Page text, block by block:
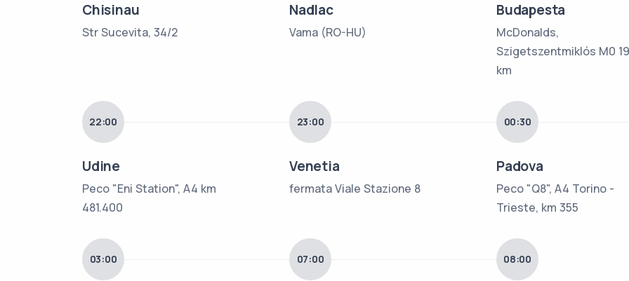
Chisinau
Str Sucevita, 34/2
Nadlac
Vama (RO-HU)
Budapesta
McDonalds,
Szigetszentmiklós M0
km
22:00
Udine
Peco "Eni Station", A4 km
481.400
23:00
Venetia
fermata Viale Stazione 8
00:30
Padova
Peco "Q8", A4 Torino -
Trieste, km 355
03:00 07:00 08:00